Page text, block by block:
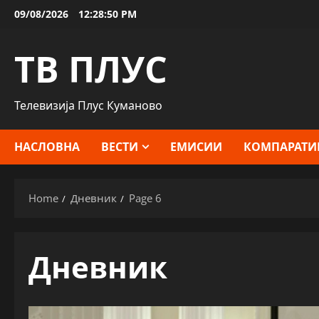
Skip09/08/2026 12:28:52 PM
ТВ ПЛУС
Телевизија Плус Куманово
НАСЛОВНА ВЕСТИ ЕМИСИИ
Home Дневник Page 6
Дневник